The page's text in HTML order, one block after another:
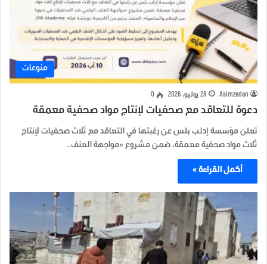
منوعات
Asimzedan 28 يوليو، 2026 0
دعوة للتعاقد مع صحفيات لإنتاج مواد صحفية معمقة
تعلن مؤسسة إدلب بلس عن رغبتها في التعاقد مع ثلاث صحفيات لإنتاج
ثلاث مواد صحفية معمقة، ضمن مشروع «مواجهة العنف…
أكمل القراءة »